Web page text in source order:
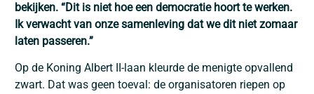
bekijken. “Dit is niet hoe een democratie hoort te werken.
Ik verwacht van onze samenleving dat we dit niet zomaar
laten passeren.”
Op de Koning Albert II-laan kleurde de menigte opvallend
zwart. Dat was geen toeval: de organisatoren riepen op